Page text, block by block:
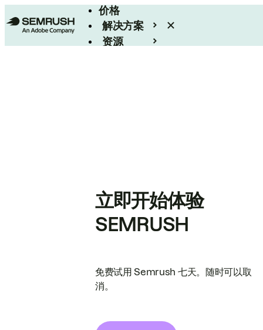
价格
解决方案
资源
立即开始体验
SEMRUSH
免费试用 Semrush 七天。随时可以取
消。